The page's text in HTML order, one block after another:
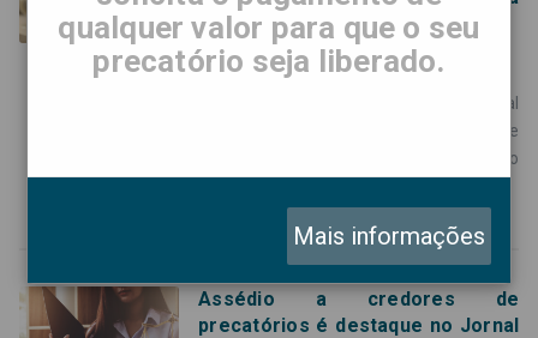
credora
access_time 25 de agosto de 2021
Eliane* é cliente da Advocacia Sandoval
Filho há 14 anos e atua como assistente
jurídico no Tribunal de Justiça de São
Assédio a credores de
precatórios é destaque no Jornal
qualquer valor para que o seu
precatório seja liberado.
Mais informações